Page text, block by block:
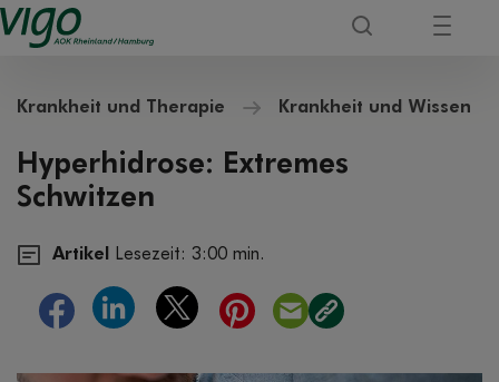
Krankheit und Therapie Krankheit und Wissen
Hyperhidrose: Extremes
Schwitzen
Artikel Lesezeit: 3:00 min.